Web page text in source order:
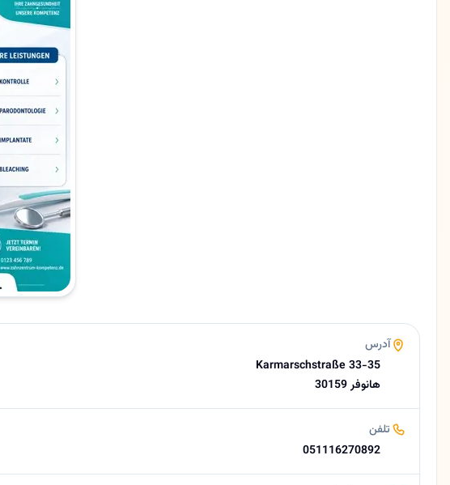
3.6 (24 نظر از Google)
ساعات کاری امروز
بسته است
درباره شهرام تهرانچیان
آدرس
Karmarschstraße 33-35
30159 هانوفر
تلفن
051116270892